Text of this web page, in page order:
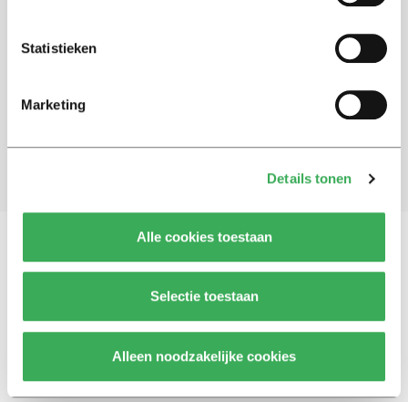
Statistieken
Marketing
Details tonen
Alle cookies toestaan
Selectie toestaan
Alleen noodzakelijke cookies
Blijf op de hoogte. Meld je aan voor de nieuwsbrief van
Aanmelden
Vragen, opmerkingen of tips?
© 2026 -Over ons Disclaimer Adverteren Werken bij Contact